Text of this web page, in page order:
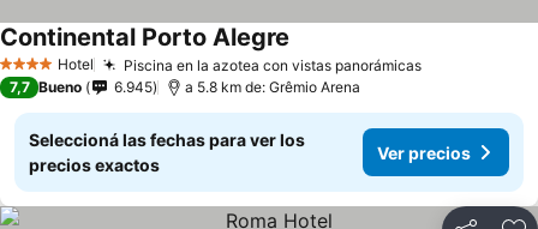
4 EstrellasHotel Piscina en la azotea con vistas panorámicas
Continental Porto Alegre
7,7 Bueno 6.945 a 5.8 km de: Grêmio Arena
Seleccioná las fechas para ver los
precios exactos
Ver precios